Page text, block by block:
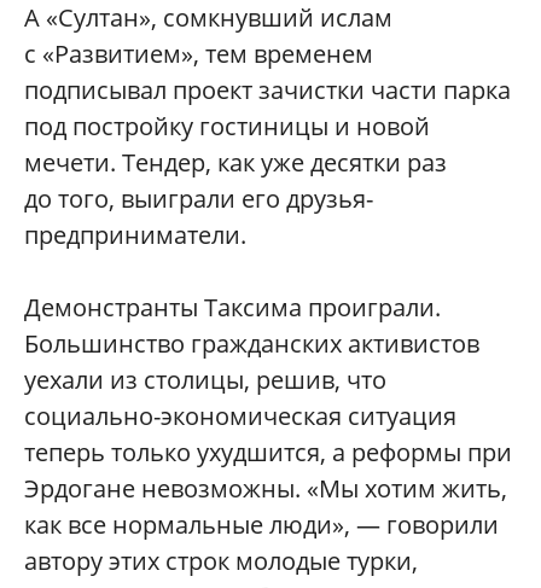
А «Султан», сомкнувший ислам
с «Развитием», тем временем
подписывал проект зачистки части парка
под постройку гостиницы и новой
мечети. Тендер, как уже десятки раз
до того, выиграли его друзья-
предприниматели.
Демонстранты Таксима проиграли.
Большинство гражданских активистов
уехали из столицы, решив, что
социально-экономическая ситуация
теперь только ухудшится, а реформы при
Эрдогане невозможны. «Мы хотим жить,
как все нормальные люди», — говорили
автору этих строк молодые турки,